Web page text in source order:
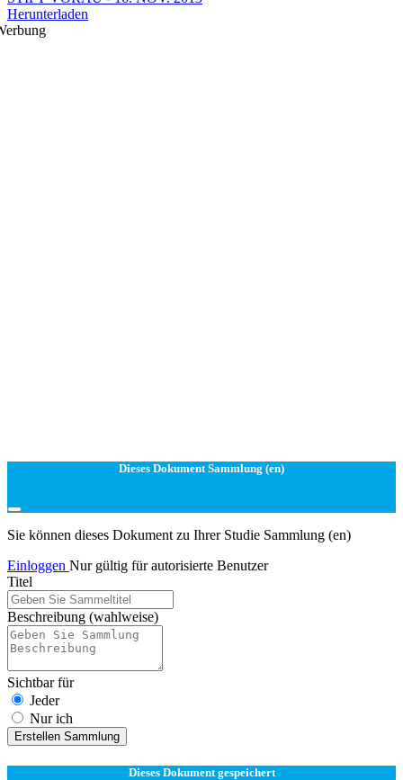
Herunterladen
Dieses Dokument Sammlung (en)
Sie können dieses Dokument zu Ihrer Studie Sammlung (en)
Einloggen Nur gültig für autorisierte Benutzer
Titel
Beschreibung (wahlweise)
Sichtbar für
Jeder
Nur ich
Erstellen Sammlung
Dieses Dokument gespeichert